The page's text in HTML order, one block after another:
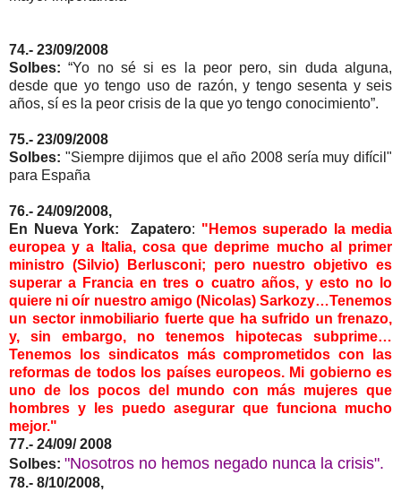
74.- 23/09/2008
Solbes:“Yo no sé si es la peor pero, sin duda alguna,
desde que yo tengo uso de razón, y tengo sesenta y seis
años, sí es la peor crisis de la que yo tengo conocimiento”.
75.- 23/09/2008
Solbes: "Siempre dijimos que el año 2008 sería muy difícil"
para España
76.- 24/09/2008,
En Nueva York: Zapatero: "Hemos superado la media
europea y a Italia, cosa que deprime mucho al primer
ministro (Silvio) Berlusconi; pero nuestro objetivo es
superar a Francia en tres o cuatro años, y esto no lo
quiere ni oír nuestro amigo (Nicolas) Sarkozy…Tenemos
un sector inmobiliario fuerte que ha sufrido un frenazo,
y, sin embargo, no tenemos hipotecas subprime…
Tenemos los sindicatos más comprometidos con las
reformas de todos los países europeos. Mi gobierno es
uno de los pocos del mundo con más mujeres que
hombres y les puedo asegurar que funciona mucho
mejor."
77.- 24/09/ 2008
Solbes: "Nosotros no hemos negado nunca la crisis".
78.- 8/10/2008,